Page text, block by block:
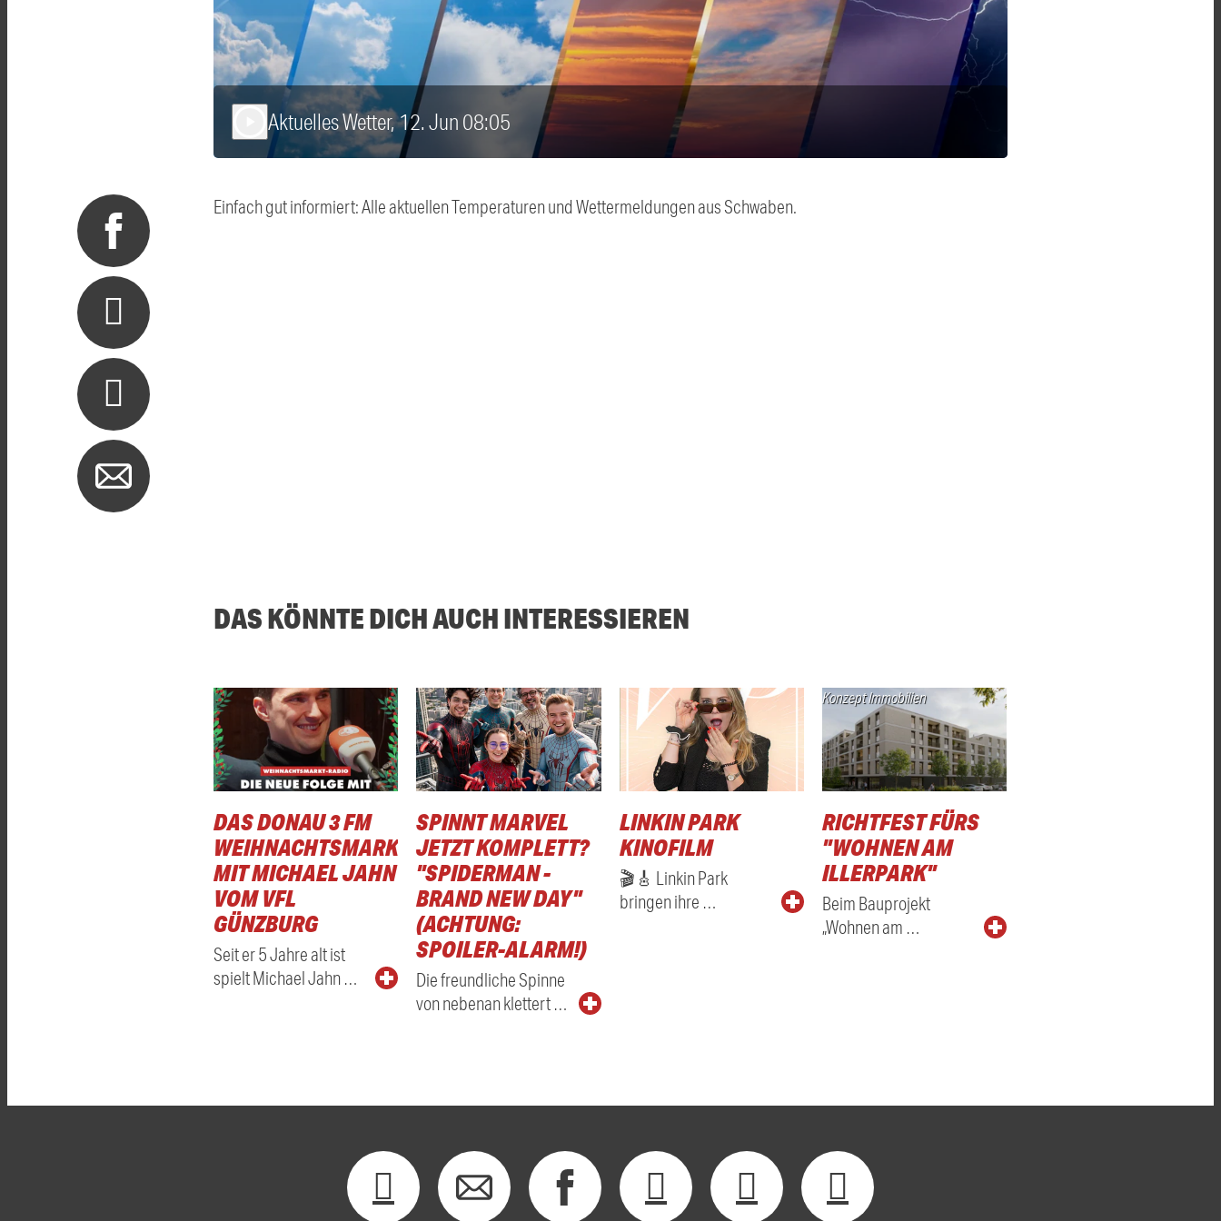
Aktuelles Wetter, 12. Jun 08:05
Einfach gut informiert: Alle aktuellen Temperaturen und Wettermeldungen aus Schwaben.
DAS KÖNNTE DICH AUCH INTERESSIEREN
DAS DONAU 3 FM
WEIHNACHTSMARKTRADIO
MIT MICHAEL JAHN
VOM VFL
GÜNZBURG
Seit er 5 Jahre alt ist
spielt Michael Jahn …
SPINNT MARVEL
JETZT KOMPLETT?
"SPIDERMAN -
BRAND NEW DAY"
(ACHTUNG:
SPOILER-ALARM!)
Die freundliche Spinne
von nebenan klettert …
LINKIN PARK
KINOFILM
🎬🎸 Linkin Park
bringen ihre …
Konzept Immobilien
RICHTFEST FÜRS
"WOHNEN AM
ILLERPARK"
Beim Bauprojekt
„Wohnen am …